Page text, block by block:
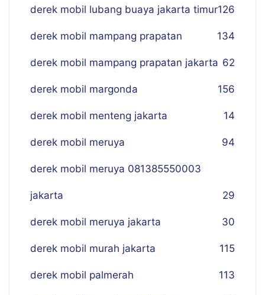
derek mobil lubang buaya jakarta timur126
derek mobil mampang prapatan 134
derek mobil mampang prapatan jakarta 62
derek mobil margonda 156
derek mobil menteng jakarta 14
derek mobil meruya 94
derek mobil meruya 081385550003
jakarta 29
derek mobil meruya jakarta 30
derek mobil murah jakarta 115
derek mobil palmerah 113